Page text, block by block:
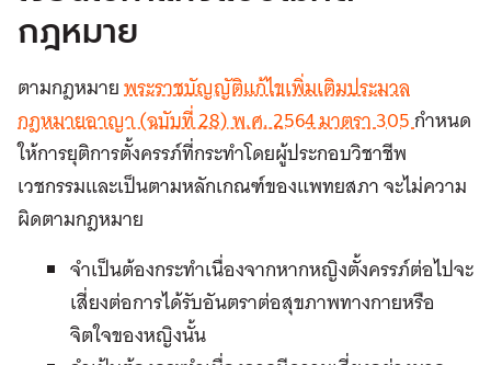
กฎหมาย
ตามกฎหมายพระราชบัญญัติแก้ไขเพิ่มเติมประมวล
กฎหมายอาญา (ฉบับที่ 28) พ.ศ. 2564 มาตรา 305กำหนด
ให้การยุติการตั้งครรภ์ที่กระทำโดยผู้ประกอบวิชาชีพ
เวชกรรมและเป็นตามหลักเกณฑ์ของแพทยสภา จะไม่ความ
ผิดตามกฎหมาย
จำเป็นต้องกระทำเนื่องจากหากหญิงตั้งครรภ์ต่อไปจะ
เสี่ยงต่อการได้รับอันตราต่อสุขภาพทางกายหรือ
จิตใจของหญิงนั้น